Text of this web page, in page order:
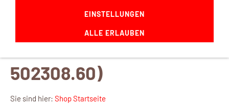
60 mm, rechts
(Bestellnummer:
502308.60)
Sie sind hier: Shop Startseite
EINSTELLUNGEN
ALLE ERLAUBEN